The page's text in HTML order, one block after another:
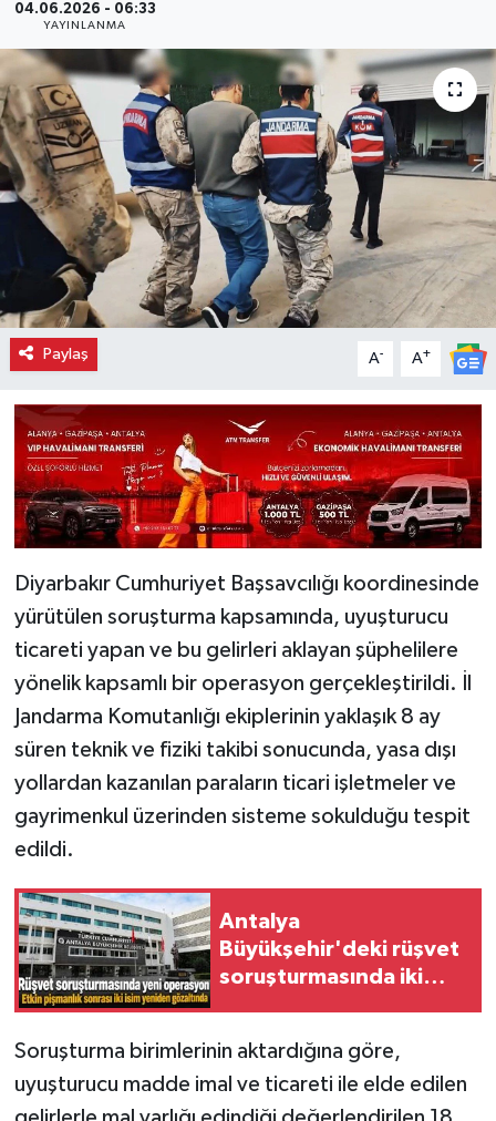
04.06.2026 - 06:33
YAYINLANMA
Paylaş A- A+
Diyarbakır Cumhuriyet Başsavcılığı koordinesinde
yürütülen soruşturma kapsamında, uyuşturucu
ticareti yapan ve bu gelirleri aklayan şüphelilere
yönelik kapsamlı bir operasyon gerçekleştirildi. İl
Jandarma Komutanlığı ekiplerinin yaklaşık 8 ay
süren teknik ve fiziki takibi sonucunda, yasa dışı
yollardan kazanılan paraların ticari işletmeler ve
gayrimenkul üzerinden sisteme sokulduğu tespit
edildi.
Antalya
Büyükşehir'deki rüşvet
soruşturmasında iki
Soruşturma birimlerinin aktardığına göre,
uyuşturucu madde imal ve ticareti ile elde edilen